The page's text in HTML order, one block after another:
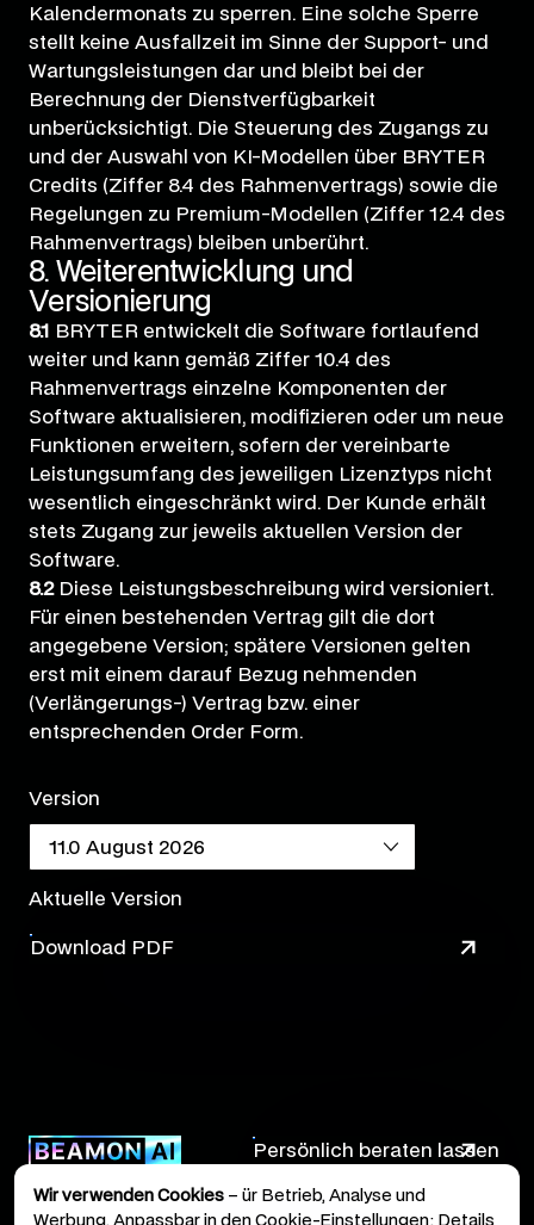
Version
Aktuelle Version
Download PDF
Kalendermonats zu sperren. Eine solche Sperre
stellt keine Ausfallzeit im Sinne der Support- und
Wartungsleistungen dar und bleibt bei der
Berechnung der Dienstverfügbarkeit
unberücksichtigt. Die Steuerung des Zugangs zu
und der Auswahl von KI-Modellen über BRYTER
Credits (Ziffer 8.4 des Rahmenvertrags) sowie die
Regelungen zu Premium-Modellen (Ziffer 12.4 des
Rahmenvertrags) bleiben unberührt.
8. Weiterentwicklung und
Versionierung
8.1
BRYTER entwickelt die Software fortlaufend
weiter und kann gemäß Ziffer 10.4 des
Rahmenvertrags einzelne Komponenten der
Software aktualisieren, modifizieren oder um neue
Funktionen erweitern, sofern der vereinbarte
Leistungsumfang des jeweiligen Lizenztyps nicht
wesentlich eingeschränkt wird. Der Kunde erhält
stets Zugang zur jeweils aktuellen Version der
Software.
8.2 Diese Leistungsbeschreibung wird versioniert.
Für einen bestehenden Vertrag gilt die dort
angegebene Version; spätere Versionen gelten
erst mit einem darauf Bezug nehmenden
(Verlängerungs-) Vertrag bzw. einer
entsprechenden Order Form.
Persönlich beraten lassen
Wir verwenden Cookies – ür Betrieb, Analyse und
Werbung. Anpassbar in den Cookie-Einstellungen; Details